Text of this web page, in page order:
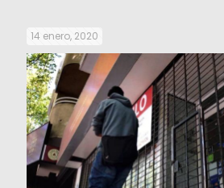
14 enero, 2020